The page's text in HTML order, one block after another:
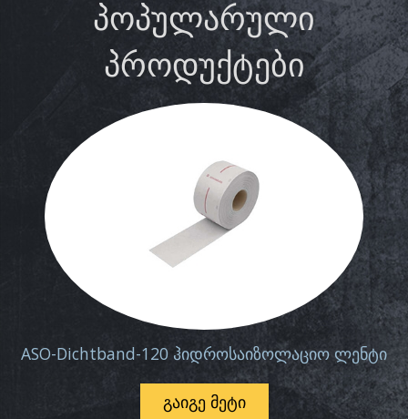
ᲞᲝᲞᲣᲚᲐᲠᲣᲚᲘ
ᲞᲠᲝᲓᲣᲥᲢᲔᲑᲘ
ASO-Dichtband-120 ჰიდროსაიზოლაციო ლენტი
ᲒᲐᲘᲒᲔ ᲛᲔᲢᲘ